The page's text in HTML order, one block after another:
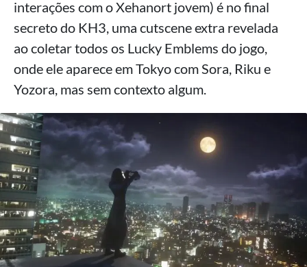
interações com o Xehanort jovem) é no final
secreto do KH3, uma cutscene extra revelada
ao coletar todos os Lucky Emblems do jogo,
onde ele aparece em Tokyo com Sora, Riku e
Yozora, mas sem contexto algum.